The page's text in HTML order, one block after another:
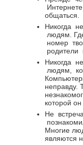
Интернете
общаться.
Никогда не
людям.
номер
родители
Никогда не
людям,
неправду.
которой
Не
Многие
являются